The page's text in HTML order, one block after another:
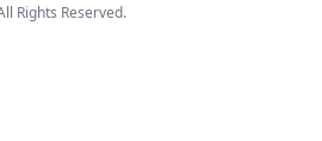
Rights Reserved.